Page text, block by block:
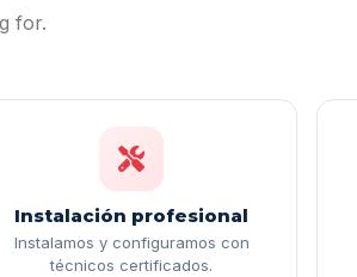
for.
Instalación profesional
Instalamos y configuramos con
técnicos certificados.